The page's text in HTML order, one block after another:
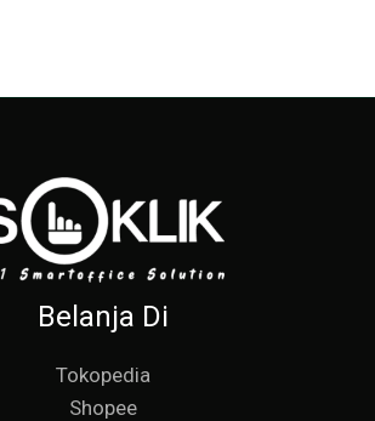
Belanja Di
Tokopedia
Shopee